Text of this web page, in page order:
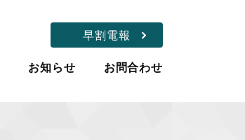
早割電報
お知らせ お問合わせ